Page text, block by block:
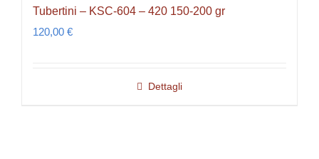
Tubertini – KSC-604 – 420 150-200 gr
120,00 €
Dettagli